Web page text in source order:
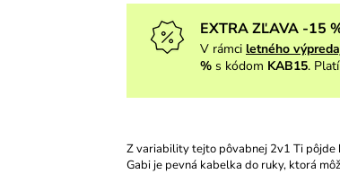
EXTRA ZĽAVA -15
V rámci letného
%s kódom KAB15.
Z variability tejto pôvabnej 2v1 Ti pôjde
Gabi je pevná kabelka do ruky, ktorá